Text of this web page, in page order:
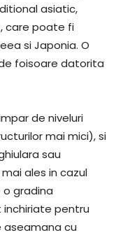
asiatic,
care poate fi
si Japonia. O
foisoare datorita
de niveluri
mai mici), si
sau
ales in cazul
gradina
pentru
aseamana cu